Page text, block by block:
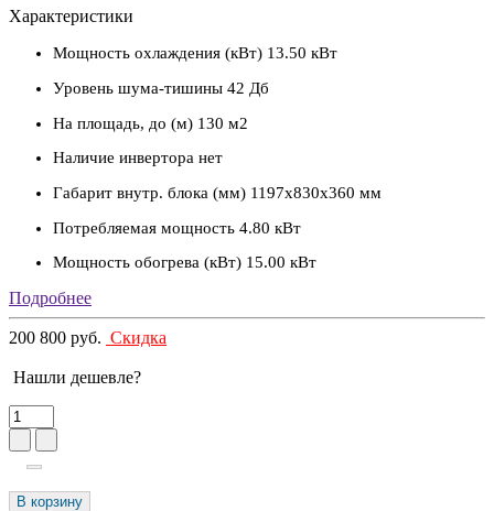
Характеристики
Мощность охлаждения (кВт) 13.50 кВт
Уровень шума-тишины 42 Дб
На площадь, до (м) 130 м2
Наличие инвертора нет
Габарит внутр. блока (мм) 1197х830х360 мм
Потребляемая мощность 4.80 кВт
Мощность обогрева (кВт) 15.00 кВт
Подробнее
200 800 руб. Скидка
Нашли дешевле?
В корзину